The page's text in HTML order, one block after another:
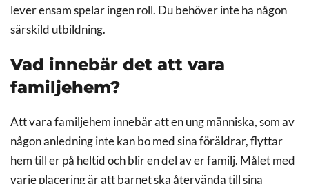
lever ensam spelar ingen roll. Du behöver inte ha någon
särskild utbildning.
Vad innebär det att vara
familjehem?
Att vara familjehem innebär att en ung människa, som av
någon anledning inte kan bo med sina föräldrar, flyttar
hem till er på heltid och blir en del av er familj. Målet med
varje placering är att barnet ska återvända till sina